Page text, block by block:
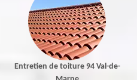
Entretien de toiture 94 Val-de-